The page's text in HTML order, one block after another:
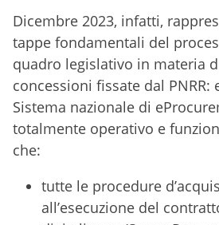
Dicembre 2023, infatti,
tappe fondamentali del
quadro legislativo in materia
concessioni fissate dal
Sistema nazionale di
totalmente operativo e
che:
tutte le procedure
all’esecuzione del